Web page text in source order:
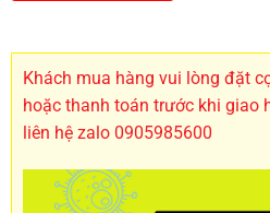
Khách mua hàng vui lòng đặt
hoặc thanh toán trước khi giao
liên hệ zalo 0905985600